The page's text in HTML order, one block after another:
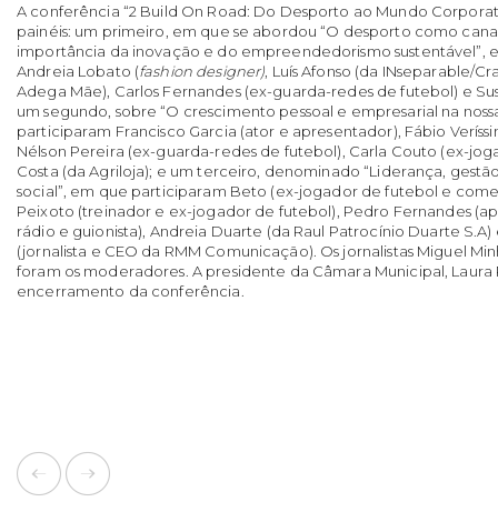
A conferência “2 Build On Road: Do Desporto ao Mundo
painéis: um primeiro, em que se abordou “O desporto como
importância da inovação e do empreendedorismo sustentável”,
Andreia Lobato (fashion designer) , Luís Afonso (da INseparable/
Adega Mãe), Carlos Fernandes (ex-guarda-redes de futebol) e
um segundo, sobre “O crescimento pessoal e empresarial na
participaram Francisco Garcia (ator e apresentador), Fábio
Nélson Pereira (ex-guarda-redes de futebol), Carla Couto (ex-
Costa (da Agriloja); e um terceiro, denominado “Liderança,
social”, em que participaram Beto (ex-jogador de futebol e
Peixoto (treinador e ex-jogador de futebol), Pedro Fernandes
rádio e guionista), Andreia Duarte (da Raul Patrocínio Duarte
(jornalista e CEO da RMM Comunicação). Os jornalistas Miguel
foram os moderadores. A presidente da Câmara Municipal, Laura
encerramento da conferência.